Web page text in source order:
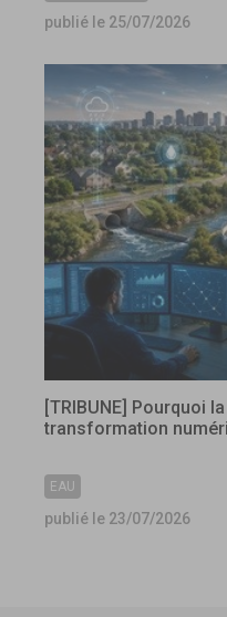
publié le 25/07/2026
[TRIBUNE] Pourquoi
transformation
EAU
publié le 23/07/2026